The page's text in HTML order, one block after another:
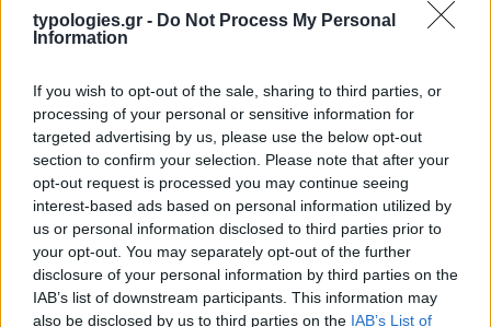
typologies.gr - Do Not Process My Personal
Information
If you wish to opt-out of the sale, sharing to third parties, or
processing of your personal or sensitive information for
targeted advertising by us, please use the below opt-out
section to confirm your selection. Please note that after your
opt-out request is processed you may continue seeing
interest-based ads based on personal information utilized by
us or personal information disclosed to third parties prior to
your opt-out. You may separately opt-out of the further
disclosure of your personal information by third parties on the
IAB’s list of downstream participants. This information may
also be disclosed by us to third parties on the IAB’s List of
Η ΣΤΗΛΗ ΜΑΣ